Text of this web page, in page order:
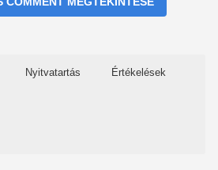
Nyitvatartás Értékelések